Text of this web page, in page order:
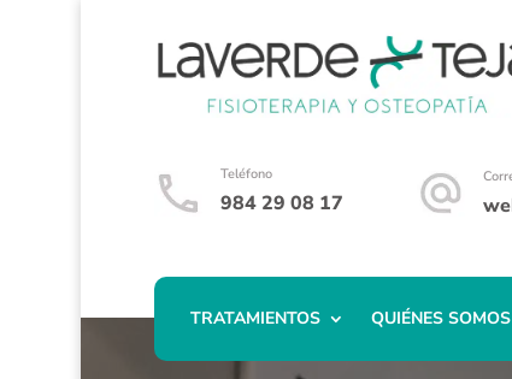
Teléfono
984 29 08 17
TRATAMIENTOS QUIÉNES SOMOS